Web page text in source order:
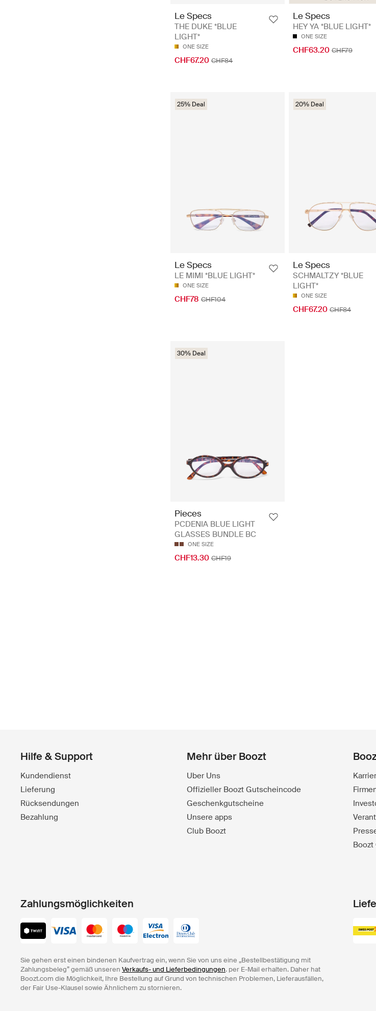
Le Specs
THE DUKE *BLUE
LIGHT*
ONE SIZE
CHF67.20 CHF84
Le Specs
HEY YA *BLUE LIGHT*
ONE SIZE
CHF63.20 CHF79
25% Deal
Le Specs
LE MIMI *BLUE LIGHT*
ONE SIZE
CHF78 CHF104
20% Deal
Le Specs
SCHMALTZY *BLUE
LIGHT*
ONE SIZE
CHF67.20 CHF84
30% Deal
Pieces
PCDENIA BLUE LIGHT
GLASSES BUNDLE BC
ONE SIZE
CHF13.30 CHF19
Hilfe & Support
Kundendienst
Lieferung
Rücksendungen
Bezahlung
Mehr über Boozt
Uber Uns
Offizieller Boozt Gutscheincode
Geschenkgutscheine
Unsere apps
Club Boozt
Zahlungsmöglichkeiten
Sie gehen erst einen bindenen Kaufvertrag ein, wenn Sie von uns eine „Bestellbestätigung mit
Zahlungsbeleg” gemäß unseren Verkaufs- und Lieferbedingungen. per E-Mail erhalten. Daher hat
Boozt.com die Möglichkeit, Ihre Bestellung auf Grund von technischen Problemen, Lieferausfällen,
der Fair Use-Klausel sowie Ähnlichem zu stornieren.